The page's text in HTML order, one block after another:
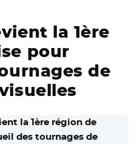
la 1ère
pour
de
la 1ère région de
des tournages de